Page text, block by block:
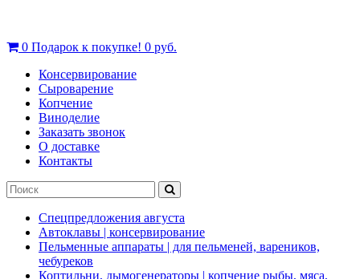
0 Подарок к покупке! 0 руб.
Консервирование
Сыроварение
Копчение
Виноделие
Заказать звонок
О доставке
Контакты
Спецпредложения августа
Автоклавы | консервирование
Пельменные аппараты | для пельменей, вареников,
чебуреков
Коптильни, дымогенераторы | копчение рыбы, мяса,